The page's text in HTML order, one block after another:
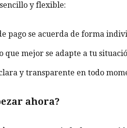
y flexible:
pago se acuerda de forma
que mejor se adapte a tu
y transparente en todo
ahora?